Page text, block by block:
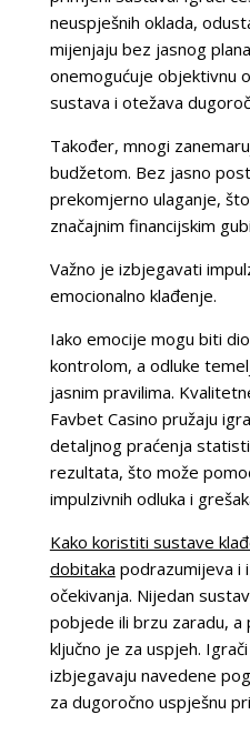
neuspješnih oklada,
mijenjaju bez jasnog
onemogućuje objektivnu
sustava i otežava
Također, mnogi
budžetom. Bez jasno
prekomjerno ulaganje,
značajnim financijskim
Važno je izbjegavati
emocionalno klađenje.
Iako emocije mogu biti
kontrolom, a odluke
jasnim pravilima.
Favbet Casino pružaju
detaljnog praćenja
rezultata, što može
impulzivnih odluka i
Kako koristiti sustave
dobitaka podrazumijeva i
očekivanja. Nijedan
pobjede ili brzu zaradu, a
ključno je za uspjeh.
izbjegavaju navedene
za dugoročno uspješnu